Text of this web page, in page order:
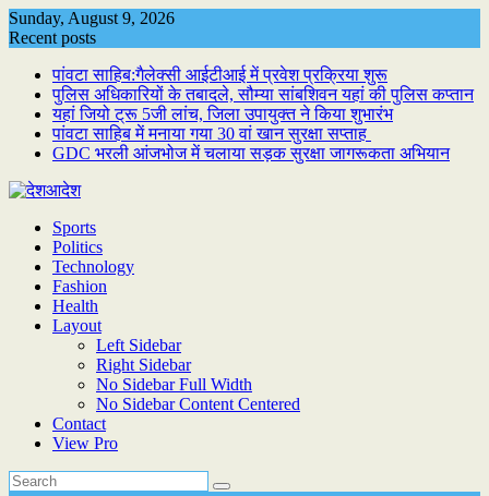
Skip
to
Sunday, August 9, 2026
Recent posts
पांवटा साहिब:गैलेक्सी आईटीआई में प्रवेश प्रक्रिया शुरू
पुलिस अधिकारियों के तबादले, सौम्या सांबशिवन यहां की पुलिस कप्तान
यहां जियो ट्रू 5जी लांच, जिला उपायुक्त ने किया शुभारंभ
पांवटा साहिब में मनाया गया 30 वां खान सुरक्षा सप्ताह
GDC भरली आंजभोज में चलाया सड़क सुरक्षा जागरूकता अभियान
Sports
Politics
Technology
Fashion
Health
Layout
Left Sidebar
Right Sidebar
No Sidebar Full Width
No Sidebar Content Centered
Contact
View Pro